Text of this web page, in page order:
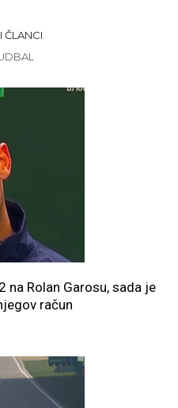
ČLANCI
na Rolan Garosu, sada je
račun